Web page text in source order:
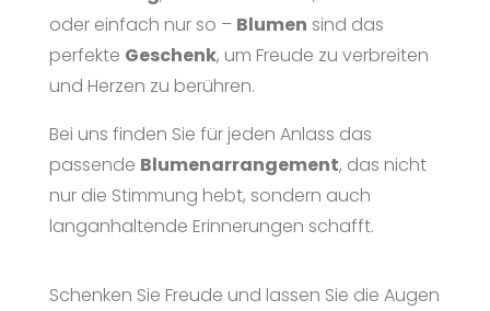
oder einfach nur so – Blumen sind das
perfekte Geschenk, um Freude zu verbreiten
und Herzen zu berühren.
Bei uns finden Sie für jeden Anlass das
passende Blumenarrangement, das nicht
nur die Stimmung hebt, sondern auch
langanhaltende Erinnerungen schafft.
Schenken Sie Freude und lassen Sie die Augen